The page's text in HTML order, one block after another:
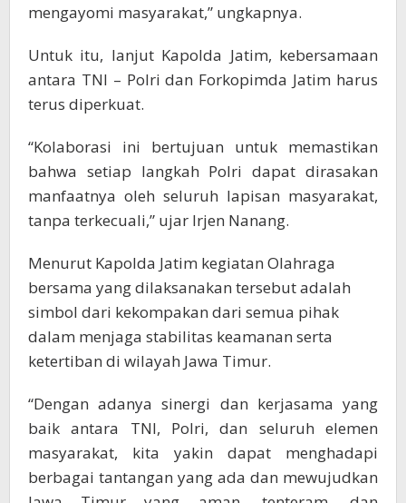
mengayomi masyarakat,” ungkapnya.
Untuk itu, lanjut Kapolda Jatim, kebersamaan
antara TNI – Polri dan Forkopimda Jatim harus
terus diperkuat.
“Kolaborasi ini bertujuan untuk memastikan
bahwa setiap langkah Polri dapat dirasakan
manfaatnya oleh seluruh lapisan masyarakat,
tanpa terkecuali,” ujar Irjen Nanang.
Menurut Kapolda Jatim kegiatan Olahraga
bersama yang dilaksanakan tersebut adalah
simbol dari kekompakan dari semua pihak
dalam menjaga stabilitas keamanan serta
ketertiban di wilayah Jawa Timur.
“Dengan adanya sinergi dan kerjasama yang
baik antara TNI, Polri, dan seluruh elemen
masyarakat, kita yakin dapat menghadapi
berbagai tantangan yang ada dan mewujudkan